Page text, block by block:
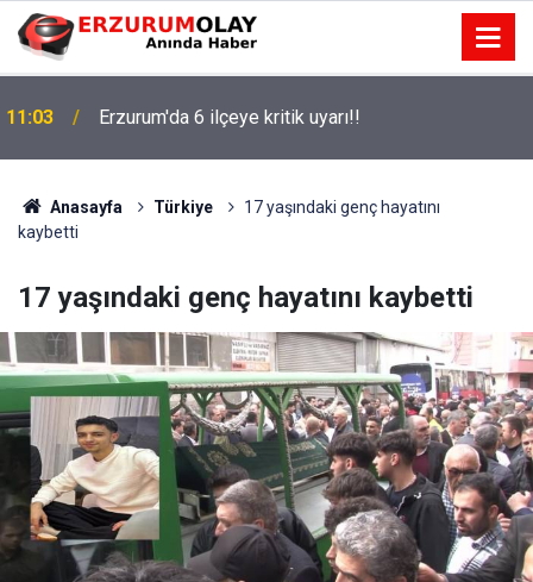
11:03 Erzurum'da 6 ilçeye kritik uyarı!!
Anasayfa Türkiye
17 yaşındaki genç hayatını
kaybetti
17 yaşındaki genç hayatını kaybetti